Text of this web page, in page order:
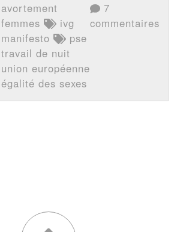
avortement
femmes
ivg
manifesto
pse
travail de nuit
union européenne
égalité des sexes
7
commentaires